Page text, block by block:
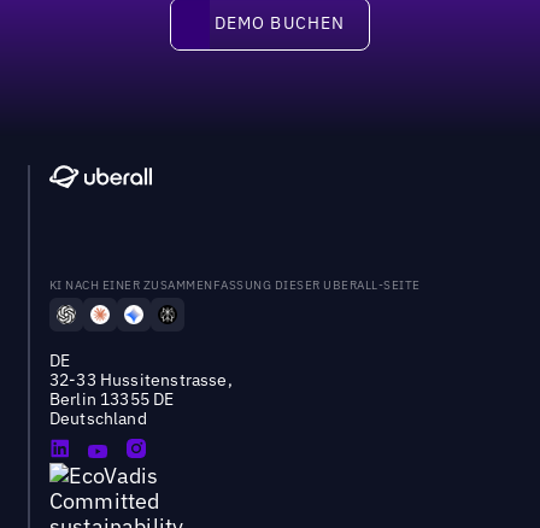
DEMO BUCHEN
DEMO BUCHEN
KI NACH EINER ZUSAMMENFASSUNG DIESER UBERALL-SEITE
DE
32-33 Hussitenstrasse,
Berlin 13355 DE
Deutschland